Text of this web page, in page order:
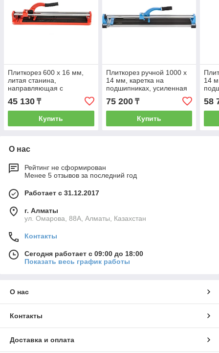
Плиткорез 600 х 16 мм,
литая станина,
направляющая с
подшипником, усиленная
ручка Mtx 87609
45 130 ₸
Купить
Плиткорез ручной 1000 х
14 мм, каретка на
подшипниках, усиленная
рукоятка, облегченная
алюминиевая станина
75 200₸
Купить
14
58
О нас
Рейтинг не сформирован
Менее 5 отзывов за последний год
Работает с 31.12.2017
г. Алматы
ул. Омарова, 88А, Алматы, Казахстан
Контакты
Сегодня работает с 09:00 до 18:00
Показать весь график работы
О нас
Контакты
Доставка и оплата